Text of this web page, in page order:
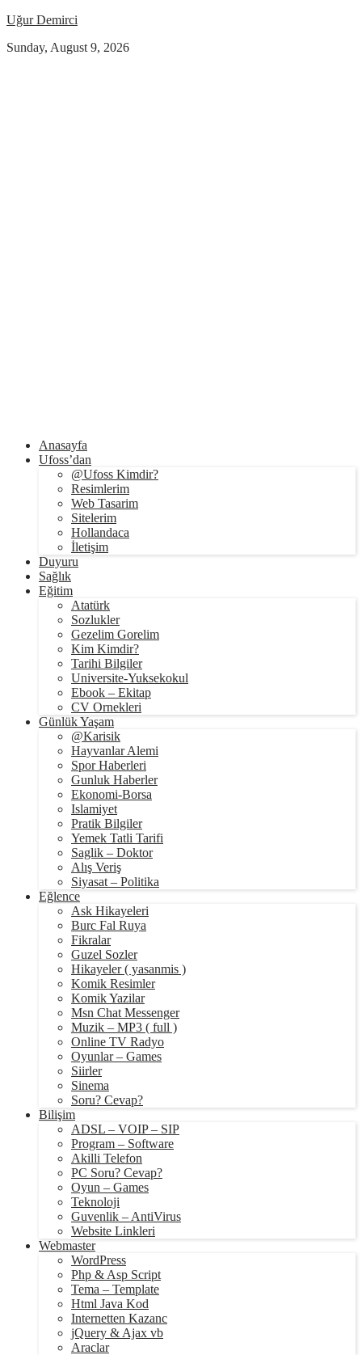
Uğur Demirci
Sunday, August 9, 2026
Anasayfa
Ufoss’dan
@Ufoss Kimdir?
Resimlerim
Web Tasarim
Sitelerim
Hollandaca
İletişim
Duyuru
Sağlık
Eğitim
Atatürk
Sozlukler
Gezelim Gorelim
Kim Kimdir?
Tarihi Bilgiler
Universite-Yuksekokul
Ebook – Ekitap
CV Ornekleri
Günlük Yaşam
@Karisik
Hayvanlar Alemi
Spor Haberleri
Gunluk Haberler
Ekonomi-Borsa
Islamiyet
Pratik Bilgiler
Yemek Tatli Tarifi
Saglik – Doktor
Alış Veriş
Siyasat – Politika
Eğlence
Ask Hikayeleri
Burc Fal Ruya
Fikralar
Guzel Sozler
Hikayeler ( yasanmis )
Komik Resimler
Komik Yazilar
Msn Chat Messenger
Muzik – MP3 ( full )
Online TV Radyo
Oyunlar – Games
Siirler
Sinema
Soru? Cevap?
Bilişim
ADSL – VOIP – SIP
Program – Software
Akilli Telefon
PC Soru? Cevap?
Oyun – Games
Teknoloji
Guvenlik – AntiVirus
Website Linkleri
Webmaster
WordPress
Php & Asp Script
Tema – Template
Html Java Kod
Internetten Kazanc
jQuery & Ajax vb
Araclar